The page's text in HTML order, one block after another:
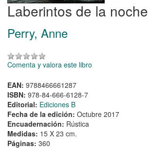
Laberintos de la noche
Perry, Anne
Comenta y valora este libro
EAN: 9788466661287
ISBN: 978-84-666-6128-7
Editorial: Ediciones B
Fecha de la edición: Octubre 2017
Encuadernación: Rústica
Medidas: 15 X 23 cm.
Páginas: 360